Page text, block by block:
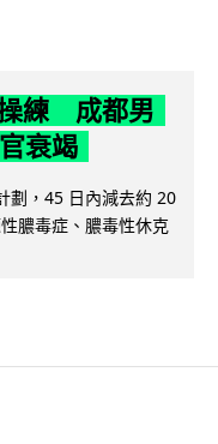
練 成都男
衰竭
劃，45 日內減去約 20
膿毒症、膿毒性休克